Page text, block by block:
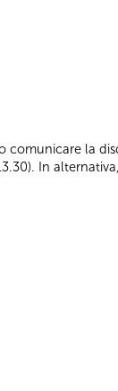
comunicare la
In